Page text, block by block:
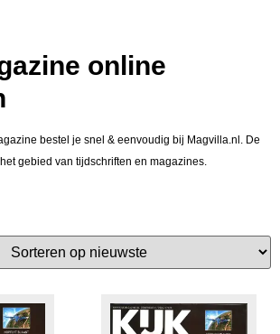
online
bestel je snel & eenvoudig bij Magvilla.nl. De
gebied van tijdschriften en magazines.